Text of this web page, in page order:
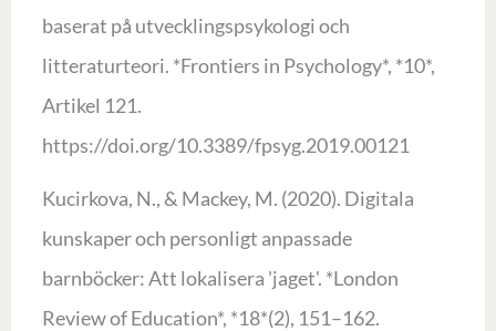
baserat på utvecklingspsykologi och
litteraturteori. *Frontiers in Psychology*, *10*,
Artikel 121.
https://doi.org/10.3389/fpsyg.2019.00121
Kucirkova, N., & Mackey, M. (2020). Digitala
kunskaper och personligt anpassade
barnböcker: Att lokalisera 'jaget'. *London
Review of Education*, *18*(2), 151–162.